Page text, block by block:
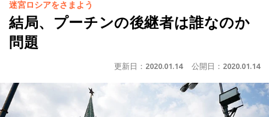
迷宮ロシアをさまよう
結局、プーチンの後継者は誰なのか
問題
更新日： 2020.01.14 公開日： 2020.01.14